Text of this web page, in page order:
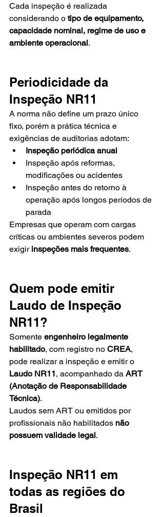
Cada inspeção é realizada
considerando o tipo de equipamento,
capacidade nominal, regime de uso e
ambiente operacional.
Periodicidade da
Inspeção NR11
A norma não define um prazo único
fixo, porém a prática técnica e
exigências de auditorias adotam:
Inspeção periódica anual
Inspeção após reformas,
modificações ou acidentes
Inspeção antes do retorno à
operação após longos períodos de
parada
Empresas que operam com cargas
críticas ou ambientes severos podem
exigir inspeções mais frequentes.
Quem pode emitir
Laudo de Inspeção
NR11?
Somente engenheiro legalmente
habilitado, com registro no CREA,
pode realizar a inspeção e emitir o
Laudo NR11, acompanhado da ART
(Anotação de Responsabilidade
Técnica).
Laudos sem ART ou emitidos por
profissionais não habilitados não
possuem validade legal.
Inspeção NR11 em
todas as regiões do
Brasil